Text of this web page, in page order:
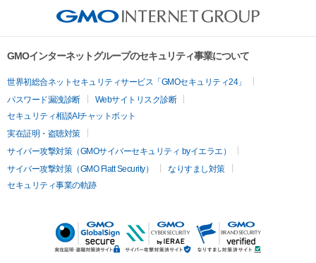
GMOインターネットグループのセキュリティ事業について
世界初総合ネットセキュリティサービス「GMOセキュリティ24」
パスワード漏洩診断
Webサイトリスク診断
セキュリティ相談AIチャットボット
実在証明・盗聴対策
サイバー攻撃対策（GMOサイバーセキュリティ byイエラエ）
サイバー攻撃対策（GMO Flatt Security）
なりすまし対策
セキュリティ事業の軌跡